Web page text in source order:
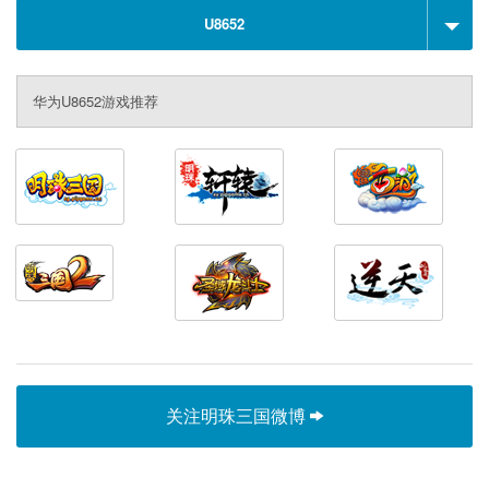
U8652
华为U8652游戏推荐
关注明珠三国微博